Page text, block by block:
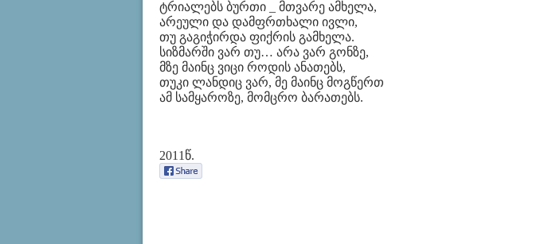
ტრიალებს ბურთი _ მთვარე ამხელა,
არეული და დამფრთხალი ივლი,
თუ გაგიჭირდა ფიქრის გამხელა.
სიზმარში ვარ თუ… არა ვარ გონზე,
მზე მაინც ვიცი როდის ანათებს,
თუკი ლანდიც ვარ, მე მაინც მოგწერთ
ამ სამყაროზე, მომცრო ბარათებს.
2011წ.